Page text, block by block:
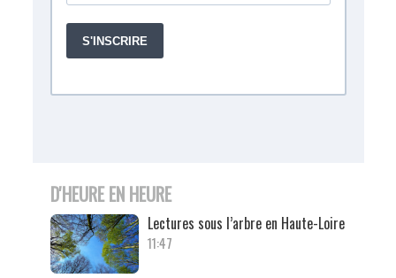
D'HEURE EN HEURE
Lectures sous l’arbre en Haute-Loire
11:47